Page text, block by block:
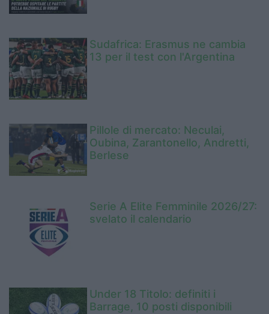
Sudafrica: Erasmus ne cambia
13 per il test con l'Argentina
Pillole di mercato: Neculai,
Oubina, Zarantonello, Andretti,
Berlese
Serie A Elite Femminile 2026/27:
svelato il calendario
Under 18 Titolo: definiti i
Barrage, 10 posti disponibili